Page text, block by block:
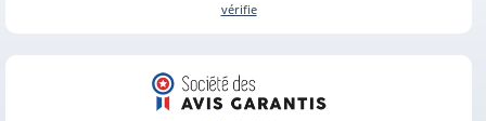
vérifie